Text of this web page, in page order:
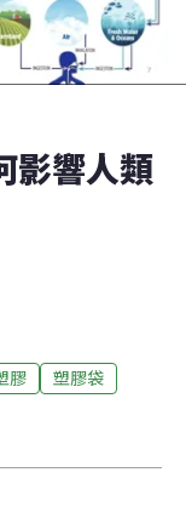
影響人類
膠 塑膠袋